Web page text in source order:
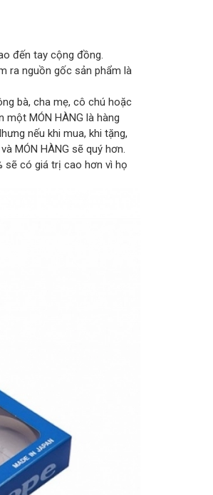
đến tay cộng đồng.
ra nguồn gốc sản phẩm là
bà, cha mẹ, cô chú hoặc
một MÓN HÀNG là hàng
nếu khi mua, khi tặng,
MÓN HÀNG sẽ quý hơn.
sẽ có giá trị cao hơn vì họ